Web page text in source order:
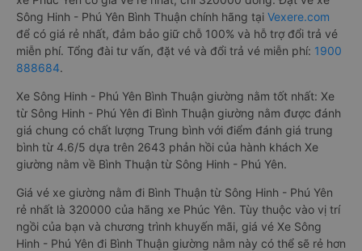
Sông Hinh - Phú Yên Bình Thuận chính hãng tại Vexere.com
để có giá rẻ nhất, đảm bảo giữ chỗ 100% và hỗ trợ đổi trả vé
miễn phí. Tổng đài tư vấn, đặt vé và đổi trả vé miễn phí: 1900
888684.
Xe Sông Hinh - Phú Yên Bình Thuận giường nằm tốt nhất: Xe
từ Sông Hinh - Phú Yên đi Bình Thuận giường nằm được đánh
giá chung có chất lượng Trung bình với điểm đánh giá trung
bình từ 4.6/5 dựa trên 2643 phản hồi của hành khách Xe
giường nằm về Bình Thuận từ Sông Hinh - Phú Yên.
Giá vé xe giường nằm đi Bình Thuận từ Sông Hinh - Phú Yên
rẻ nhất là 320000 của hãng xe Phúc Yên. Tùy thuộc vào vị trí
ngồi của bạn và chương trình khuyến mãi, giá vé Xe Sông
Hinh - Phú Yên đi Bình Thuận giường nằm này có thể sẽ rẻ hơn